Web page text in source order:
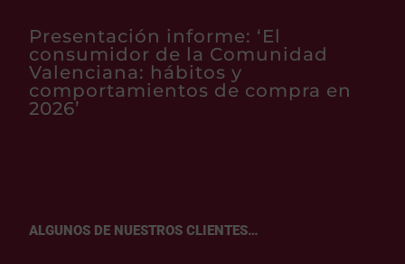
Presentación informe: ‘El
consumidor de la Comunidad
Valenciana: hábitos y
comportamientos de compra en
2026’
ALGUNOS DE NUESTROS CLIENTES…